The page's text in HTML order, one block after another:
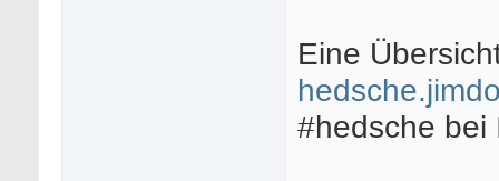
Eine
#hedsche bei